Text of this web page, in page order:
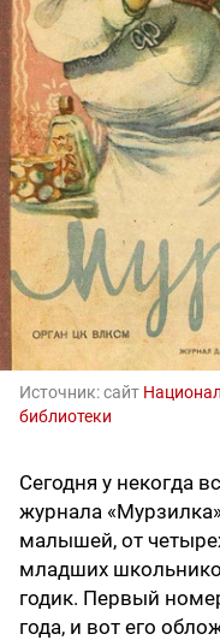
Источник:сайт
библиотеки
Сегодня у некогда
журнала
малышей, от
младших
годик. Первый
года, и вот его